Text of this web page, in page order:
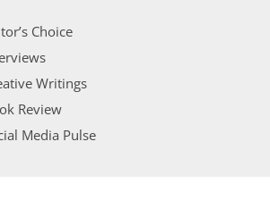
Choice
Writings
Review
Media Pulse